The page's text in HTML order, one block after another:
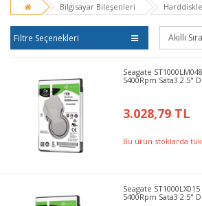
Bilgisayar Bileşenleri
Filtre Seçenekleri
Seagate
5400Rpm Sata3 2.5"
3.028,79 TL
Bu ürün stoklarda
Seagate
5400Rpm Sata3 2.5"